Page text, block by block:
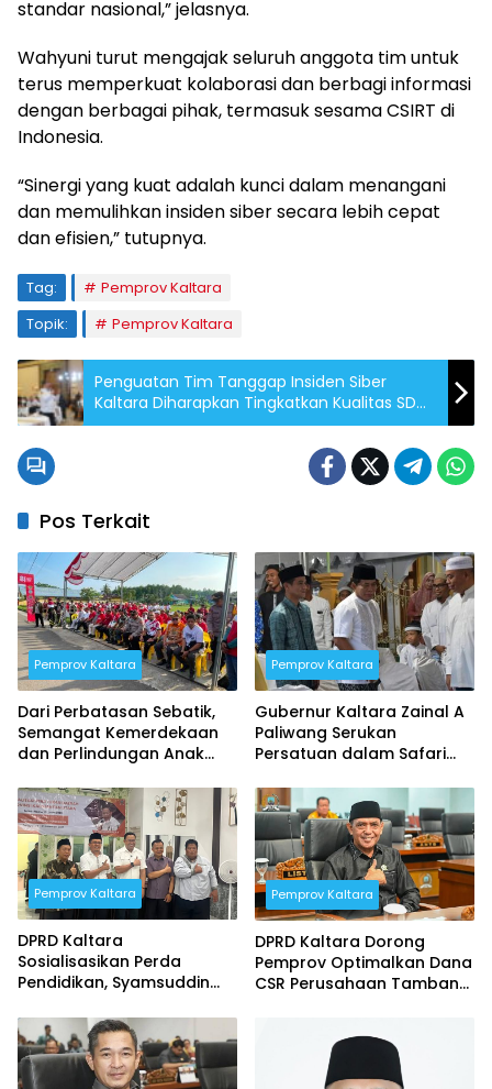
standar nasional,” jelasnya.
Wahyuni turut mengajak seluruh anggota tim untuk
terus memperkuat kolaborasi dan berbagi informasi
dengan berbagai pihak, termasuk sesama CSIRT di
Indonesia.
“Sinergi yang kuat adalah kunci dalam menangani
dan memulihkan insiden siber secara lebih cepat
dan efisien,” tutupnya.
Tag:
Pemprov Kaltara
Topik:
Pemprov Kaltara
Penguatan Tim Tanggap Insiden Siber
Kaltara Diharapkan Tingkatkan Kualitas SDM
dan Respons Keamanan Digital
Pos Terkait
Pemprov Kaltara
Dari Perbatasan Sebatik,
Semangat Kemerdekaan
dan Perlindungan Anak
ke-81
Pemprov Kaltara
Gubernur Kaltara Zainal A
Paliwang Serukan
Persatuan dalam Safari
Pemprov Kaltara
DPRD Kaltara
Sosialisasikan Perda
Pendidikan, Syamsuddin
Bermutu Merata
Pemprov Kaltara
DPRD Kaltara Dorong
Pemprov Optimalkan Dana
CSR Perusahaan Tambang